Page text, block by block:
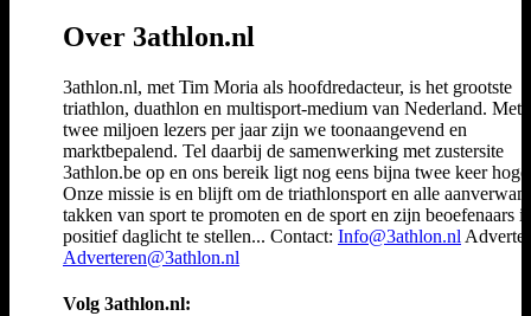
Over 3athlon.nl
3athlon.nl, met Tim Moria als hoofdredacteur, is het grootste
triathlon, duathlon en multisport-medium van Nederland. Met
twee miljoen lezers per jaar zijn we toonaangevend en
marktbepalend. Tel daarbij de samenwerking met zustersite
3athlon.be op en ons bereik ligt nog eens bijna twee keer
Onze missie is en blijft om de triathlonsport en alle
takken van sport te promoten en de sport en zijn beoefenaars
positief daglicht te stellen... Contact: Info@3athlon.nl
Adverteren@3athlon.nl
Volg 3athlon.nl: